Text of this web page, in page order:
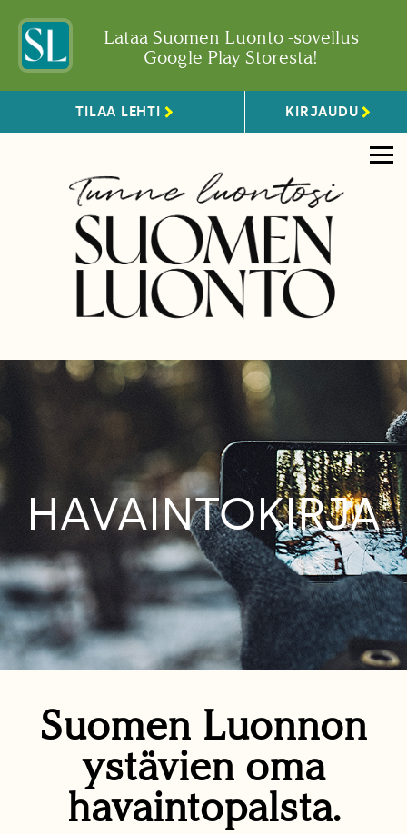
Lataa Suomen Luonto -sovellus
Google Play Storesta!
TILAA LEHTI KIRJAUDU
HAVAINTOKIRJA
Suomen Luonnon
ystävien oma
havaintopalsta.